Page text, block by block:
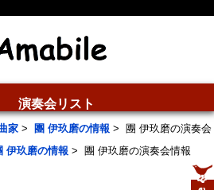
演奏会リスト
家 > 團 伊玖磨の情報 > 團 伊玖磨の演奏会
伊玖磨の情報 > 團 伊玖磨の演奏会情報